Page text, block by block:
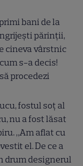
bani de la
părinții,
cineva vârstnic
s-a decis!
procedezi
fostul soț al
nu a fost lăsat
„Am aflat cu
el. De ce a
drum designerul